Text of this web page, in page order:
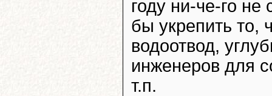
году ни-че-го
бы укрепить то,
водоотвод,
инженеров для
т.п.